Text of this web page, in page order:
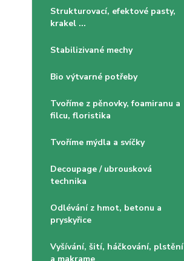
Strukturovací, efektové pasty,
krakel ...
Stabilizivané mechy
Bio výtvarné potřeby
Tvoříme z pěnovky, foamiranu a
filcu, floristika
Tvoříme mýdla a svíčky
Decoupage / ubrousková
technika
Odlévání z hmot, betonu a
pryskyřice
Vyšívání, šití, háčkování, plstění